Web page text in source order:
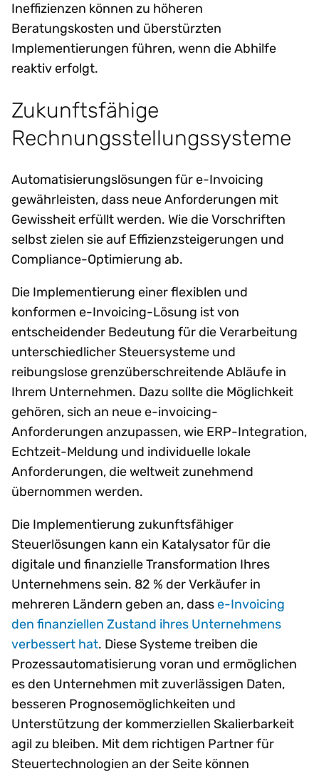
Ineffizienzen können zu höheren
Beratungskosten und überstürzten
Implementierungen führen, wenn die Abhilfe
reaktiv erfolgt.
Zukunftsfähige
Rechnungsstellungssysteme
Automatisierungslösungen für e-Invoicing
gewährleisten, dass neue Anforderungen mit
Gewissheit erfüllt werden. Wie die Vorschriften
selbst zielen sie auf Effizienzsteigerungen und
Compliance-Optimierung ab.
Die Implementierung einer flexiblen und
konformen e-Invoicing-Lösung ist von
entscheidender Bedeutung für die Verarbeitung
unterschiedlicher Steuersysteme und
reibungslose grenzüberschreitende Abläufe in
Ihrem Unternehmen. Dazu sollte die Möglichkeit
gehören, sich an neue e-invoicing-
Anforderungen anzupassen, wie ERP-Integration,
Echtzeit-Meldung und individuelle lokale
Anforderungen, die weltweit zunehmend
übernommen werden.
Die Implementierung zukunftsfähiger
Steuerlösungen kann ein Katalysator für die
digitale und finanzielle Transformation Ihres
Unternehmens sein. 82 % der Verkäufer in
mehreren Ländern geben an, dasse-Invoicing
den finanziellen Zustand ihres Unternehmens
verbessert hat. Diese Systeme treiben die
Prozessautomatisierung voran und ermöglichen
es den Unternehmen mit zuverlässigen Daten,
besseren Prognosemöglichkeiten und
Unterstützung der kommerziellen Skalierbarkeit
agil zu bleiben. Mit dem richtigen Partner für
Steuertechnologien an der Seite können